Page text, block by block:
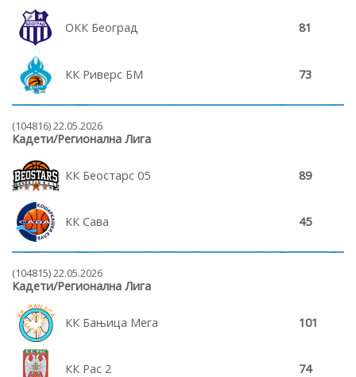
ОКК Београд 81
КК Риверс БМ 73
(104816) 22.05.2026
Кадети/Регионална Лига
КК Беостарс 05 89
КК Сава 45
(104815) 22.05.2026
Кадети/Регионална Лига
КК Бањица Мега 101
КК Рас 2 74